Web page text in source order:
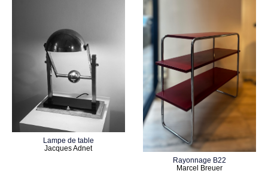
Lampe de table
Jacques Adnet
Rayonnage B22
Marcel Breuer